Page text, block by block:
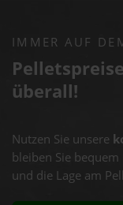
IMMER AUF
überall!
Nutzen Sie unsere
bleiben Sie
und die Lage am